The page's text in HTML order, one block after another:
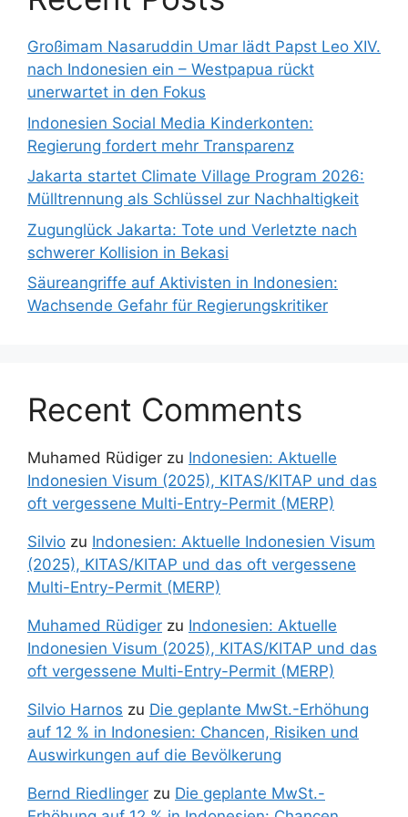
Großimam Nasaruddin Umar lädt Papst Leo XIV.
nach Indonesien ein – Westpapua rückt
unerwartet in den Fokus
Indonesien Social Media Kinderkonten:
Regierung fordert mehr Transparenz
Jakarta startet Climate Village Program 2026:
Mülltrennung als Schlüssel zur Nachhaltigkeit
Zugunglück Jakarta: Tote und Verletzte nach
schwerer Kollision in Bekasi
Säureangriffe auf Aktivisten in Indonesien:
Wachsende Gefahr für Regierungskritiker
Recent Comments
Muhamed Rüdiger zu Indonesien: Aktuelle
Indonesien Visum (2025), KITAS/KITAP und das
oft vergessene Multi-Entry-Permit (MERP)
Silvio zu Indonesien: Aktuelle Indonesien Visum
(2025), KITAS/KITAP und das oft vergessene
Multi-Entry-Permit (MERP)
Muhamed Rüdiger zu Indonesien: Aktuelle
Indonesien Visum (2025), KITAS/KITAP und das
oft vergessene Multi-Entry-Permit (MERP)
Silvio Harnos zu Die geplante MwSt.-Erhöhung
auf 12 % in Indonesien: Chancen, Risiken und
Auswirkungen auf die Bevölkerung
Bernd Riedlinger zu Die geplante MwSt.-